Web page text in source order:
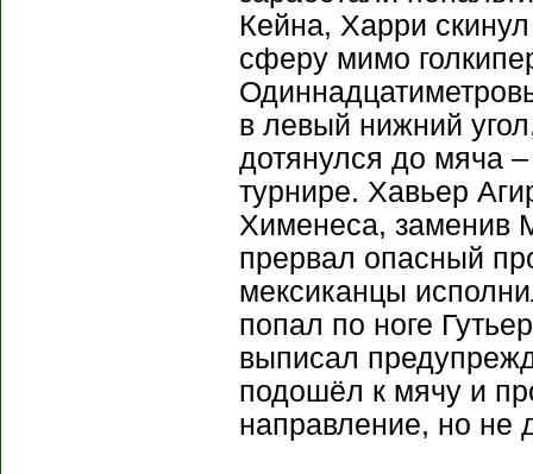
Кейна, Харри
сферу мимо
в левый нижний
дотянулся до мяча
турнире. Хавьер
Хименеса, заменив
прервал опасный
мексиканцы
попал по ноге
выписал
подошёл к мячу и
направление, но не